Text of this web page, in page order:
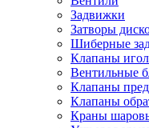
Задвижки
Затворы
Шиберные
Клапаны
Вентильные
Клапаны
Клапаны
Краны